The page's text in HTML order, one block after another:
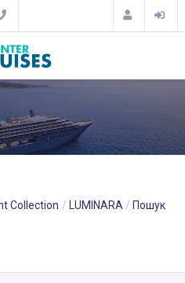
Collection LUMINARA Пошук